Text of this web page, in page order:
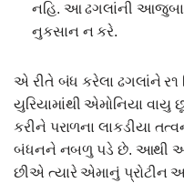
નહિ. આ ઢગલાંની
નુકસાન ન કરે.
એ રીતે બંધ કરેલા ઢગલાંને
યુરિયામાંથી એમોનિયા વાયુ
કરીને પરાળના લાકડીયા
બંધનને નબળુ પડે છે. આથી
છીએ ત્યારે એમાનું પ્રોટીન